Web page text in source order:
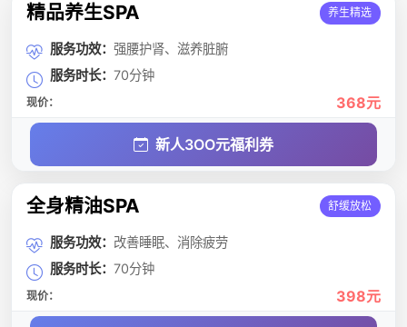
精品养生SPA 养生精选
服务功效： 强腰护肾、滋养脏腑
服务时长： 70分钟
现价： 368元
新人3OO元福利券
全身精油SPA 舒缓放松
服务功效： 改善睡眠、消除疲劳
服务时长： 70分钟
现价： 398元